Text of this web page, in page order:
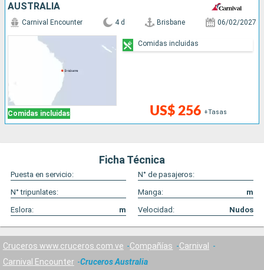
AUSTRALIA
Comidas incluidas
Carnival Encounter 4 d Brisbane 06/02/2027
US$ 256 +Tasas
Comidas incluidas
Ficha Técnica
Puesta en servicio:
N° de pasajeros:
N° tripunlates:
Manga:
m
Eslora:
m Velocidad: Nudos
Cruceros www.cruceros.com.ve Compañías
Carnival
Carnival Encounter
Cruceros Australia